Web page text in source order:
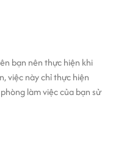
bạn nên thực hiện khi
việc này chỉ thực hiện
làm việc của bạn sử